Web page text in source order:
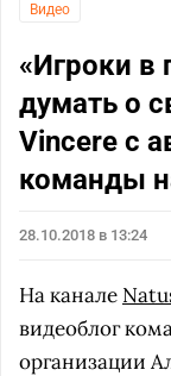
Видео
«Игроки
думать о
Vincere с
команды
28.10.2018 в 13:24
На канале
видеоблог
организации